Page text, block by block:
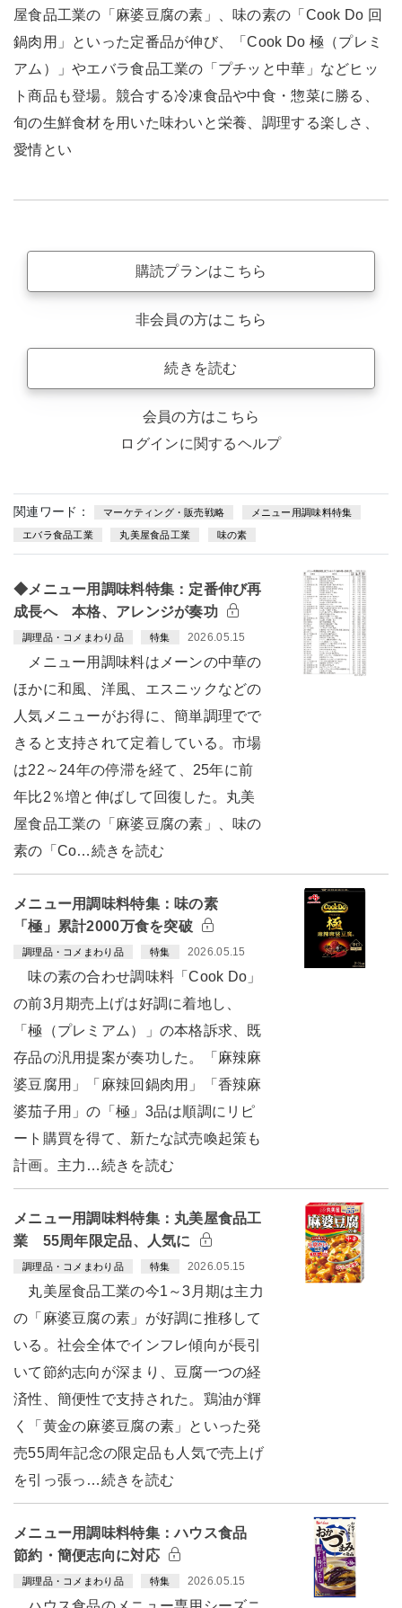
屋食品工業の「麻婆豆腐の素」、味の素の「Cook Do 回
鍋肉用」といった定番品が伸び、「Cook Do 極（プレミ
アム）」やエバラ食品工業の「プチッと中華」などヒッ
ト商品も登場。競合する冷凍食品や中食・惣菜に勝る、
旬の生鮮食材を用いた味わいと栄養、調理する楽しさ、
愛情とい
購読プランはこちら
非会員の方はこちら
続きを読む
会員の方はこちら
ログインに関するヘルプ
関連ワード： マーケティング・販売戦略 メニュー用調味料特集
エバラ食品工業 丸美屋食品工業 味の素
◆メニュー用調味料特集：定番伸び再
成長へ 本格、アレンジが奏功
調理品・コメまわり品 特集 2026.05.15
メニュー用調味料はメーンの中華の
ほかに和風、洋風、エスニックなどの
人気メニューがお得に、簡単調理でで
きると支持されて定着している。市場
は22～24年の停滞を経て、25年に前
年比2％増と伸ばして回復した。丸美
屋食品工業の「麻婆豆腐の素」、味の
素の「Co…続きを読む
メニュー用調味料特集：味の素
「極」累計2000万食を突破
調理品・コメまわり品 特集 2026.05.15
味の素の合わせ調味料「Cook Do」
の前3月期売上げは好調に着地し、
「極（プレミアム）」の本格訴求、既
存品の汎用提案が奏功した。「麻辣麻
婆豆腐用」「麻辣回鍋肉用」「香辣麻
婆茄子用」の「極」3品は順調にリピ
ート購買を得て、新たな試売喚起策も
計画。主力…続きを読む
メニュー用調味料特集：丸美屋食品工
業 55周年限定品、人気に
調理品・コメまわり品 特集 2026.05.15
丸美屋食品工業の今1～3月期は主力
の「麻婆豆腐の素」が好調に推移して
いる。社会全体でインフレ傾向が長引
いて節約志向が深まり、豆腐一つの経
済性、簡便性で支持された。鶏油が輝
く「黄金の麻婆豆腐の素」といった発
売55周年記念の限定品も人気で売上げ
を引っ張っ…続きを読む
メニュー用調味料特集：ハウス食品
節約・簡便志向に対応
調理品・コメまわり品 特集 2026.05.15